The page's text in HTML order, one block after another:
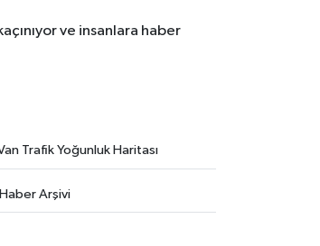
ve insanlara haber
Trafik Yoğunluk Haritası
Haber Arşivi